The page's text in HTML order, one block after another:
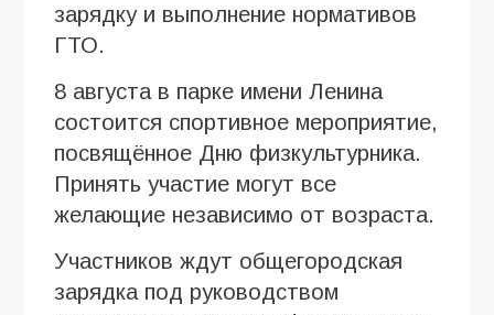
зарядку и выполнение нормативов
ГТО.
8 августа в парке имени Ленина
состоится спортивное мероприятие,
посвящённое Дню физкультурника.
Принять участие могут все
желающие независимо от возраста.
Участников ждут общегородская
зарядка под руководством